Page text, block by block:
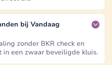
bij Vandaag
zonder BKR check en
een zwaar beveiligde kluis.